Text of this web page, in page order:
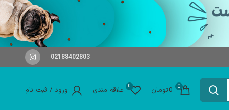
02188402803
0
0تومان 0 علاقه مندی ورود / ثبت نام